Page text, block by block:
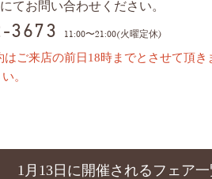
てお問い合わせください。
3673 11:00〜21:00(火曜定休)
ご来店の前日18時までとさせて頂
。
1月13日に開催されるフェア一